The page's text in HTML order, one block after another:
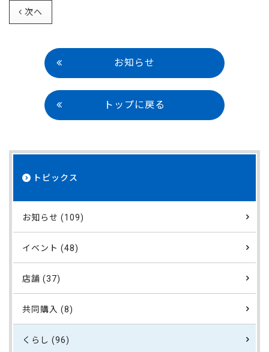
次へ
お知らせ
トップに戻る
トピックス
お知らせ (109)
イベント (48)
店舗 (37)
共同購入 (8)
くらし (96)